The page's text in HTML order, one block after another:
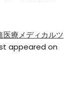
医療メディカルツ
appeared on